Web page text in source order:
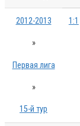
2012-2013
»
Первая лига
»
15-й тур
1:1